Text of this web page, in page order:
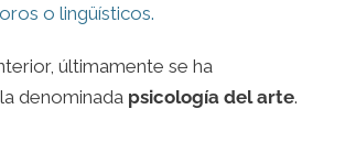
o lingüísticos.
últimamente se ha
denominada psicología del arte.